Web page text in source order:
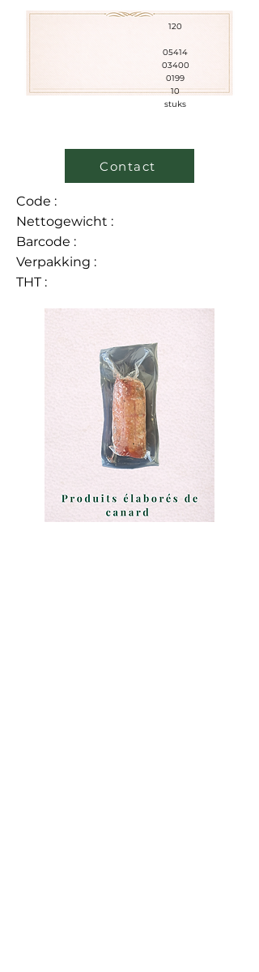
120
05414
03400
0199
10
stuks
Contact
Code :
Nettogewicht :
Barcode :
Verpakking :
THT :